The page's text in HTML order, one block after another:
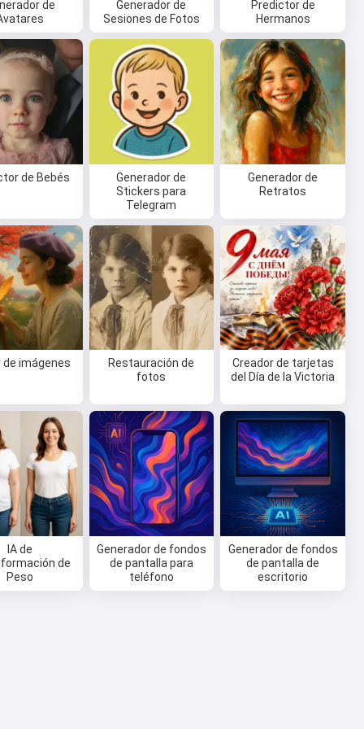
de
Generador de
Sesiones de Fotos
Predictor de
Hermanos
de Bebés
Generador de
Stickers para
Telegram
Generador de
Retratos
de imágenes
Restauración de
fotos
Creador de tarjetas
del Día de la Victoria
IA de
de
Peso
Generador de fondos
de pantalla para
teléfono
Generador de fondos
de pantalla de
escritorio